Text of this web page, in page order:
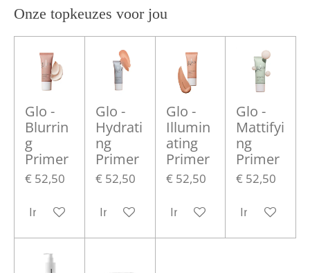
Onze topkeuzes voor jou
Glo -
Blurrin
g
Primer
€ 52,50
In winkelwagen
Glo -
Hydrati
ng
Primer
€ 52,50
In winkelwagen
Glo -
Illumin
ating
Primer
€ 52,50
In winkelwagen
Glo -
Mattifyi
ng
Primer
€ 52,50
In